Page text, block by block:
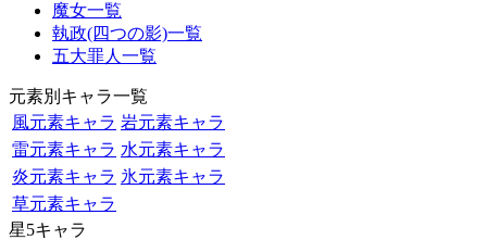
魔女一覧
執政(四つの影)一覧
五大罪人一覧
元素別キャラ一覧
風元素キャラ 岩元素キャラ
雷元素キャラ 水元素キャラ
炎元素キャラ 氷元素キャラ
草元素キャラ
星5キャラ